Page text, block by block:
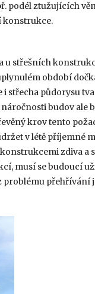
podél ztužujících
konstrukce.
u střešních
období
i střecha půdorysu
budov
krov tento
v létě příjemné
zdiva a
musí se budoucí
problému